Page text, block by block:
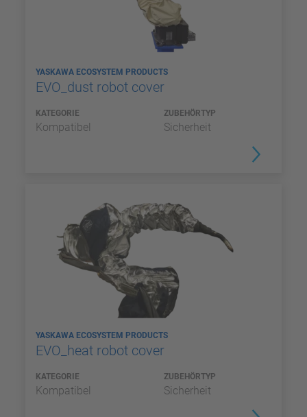
YASKAWA ECOSYSTEM PRODUCTS
EVO_dust robot cover
KATEGORIE
Kompatibel
ZUBEHÖRTYP
Sicherheit
YASKAWA ECOSYSTEM PRODUCTS
EVO_heat robot cover
KATEGORIE
Kompatibel
ZUBEHÖRTYP
Sicherheit